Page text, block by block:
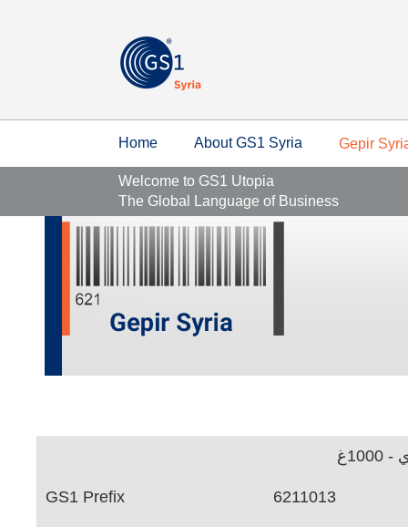
Home About GS1 Syria Gepir
Welcome to GS1 Utopia
The Global Language of Business
GS1 Prefix 6211013